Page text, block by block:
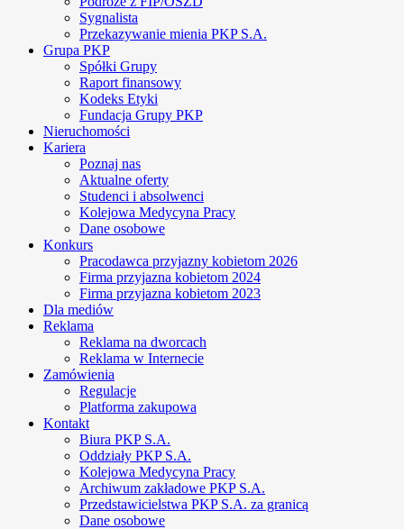
Sygnalista
Przekazywanie mienia PKP S.A.
Grupa PKP
Spółki Grupy
Raport finansowy
Kodeks Etyki
Fundacja Grupy PKP
Nieruchomości
Kariera
Poznaj nas
Aktualne oferty
Studenci i absolwenci
Kolejowa Medycyna Pracy
Dane osobowe
Konkurs
Pracodawca przyjazny kobietom 2026
Firma przyjazna kobietom 2024
Firma przyjazna kobietom 2023
Dla mediów
Reklama
Reklama na dworcach
Reklama w Internecie
Zamówienia
Regulacje
Platforma zakupowa
Kontakt
Biura PKP S.A.
Oddziały PKP S.A.
Kolejowa Medycyna Pracy
Archiwum zakładowe PKP S.A.
Przedstawicielstwa PKP S.A. za granicą
Dane osobowe